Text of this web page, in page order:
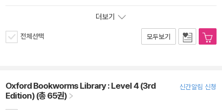
더보기
전체선택 모두보기
Oxford Bookworms Library : Level 4 (3rd
Edition) (총 65권)
신간알림 신청